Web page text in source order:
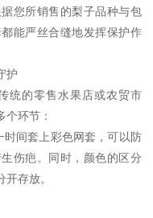
您所销售的梨子品种与包
能严丝合缝地发挥保护作
护
统的零售水果店或农贸市
环节：
时间套上彩色网套，可以防
伤疤。同时，颜色的区分
存放。